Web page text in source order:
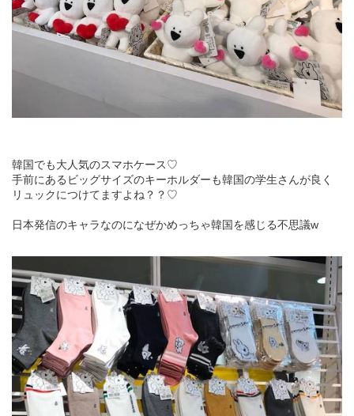
韓国でも大人気のスマホケース♡
手前にあるビッグサイズのキーホルダーも韓国の学生さんが良く
リュックにつけてますよね？？♡
日本発信のキャラなのになぜかめっちゃ韓国を感じる不思議w